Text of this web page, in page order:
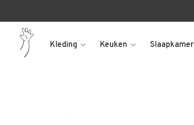
Kleding Keuken Slaapkamer